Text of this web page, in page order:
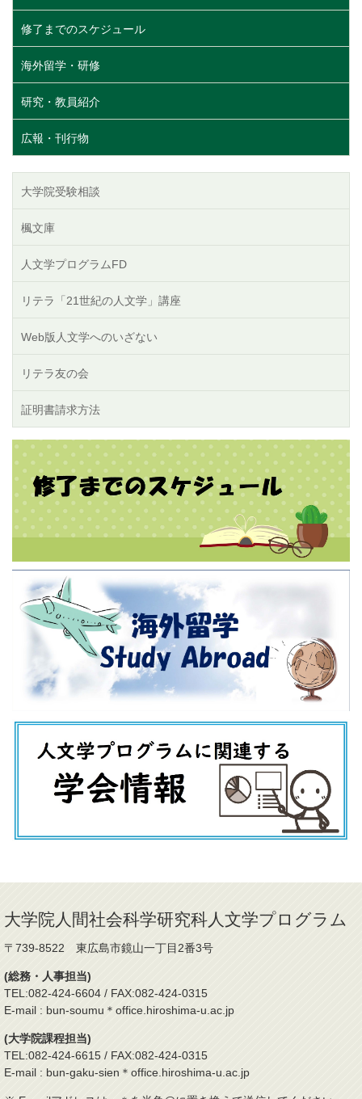
修了までのスケジュール
海外留学・研修
研究・教員紹介
広報・刊行物
大学院受験相談
楓文庫
人文学プログラムFD
リテラ「21世紀の人文学」講座
Web版人文学へのいざない
リテラ友の会
証明書請求方法
大学院人間社会科学研究科人文学プログラム
〒739-8522 東広島市鏡山一丁目2番3号
(総務・人事担当)
TEL:082-424-6604 / FAX:082-424-0315
E-mail : bun-soumu＊office.hiroshima-u.ac.jp
(大学院課程担当)
TEL:082-424-6615 / FAX:082-424-0315
E-mail : bun-gaku-sien＊office.hiroshima-u.ac.jp